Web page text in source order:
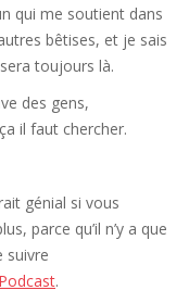
qui me soutient dans
bêtises, et je sais
toujours là.
des gens,
il faut chercher.
génial si vous
parce qu’il n’y a que
suivre
Podcast.